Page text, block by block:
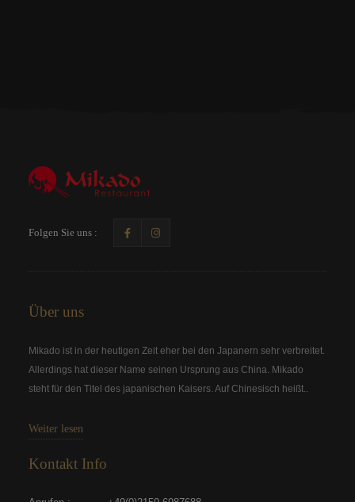
Folgen Sie uns :
Über uns
Mikado ist in der heutigen Zeit eher bei den Japanern sehr verbreitet.
Allerdings hat dieser Name seinen Ursprung aus China. Mikado
steht für den Titel des japanischen Kaisers. Auf Chinesisch heißt..
Weiter lesen
Kontakt Info